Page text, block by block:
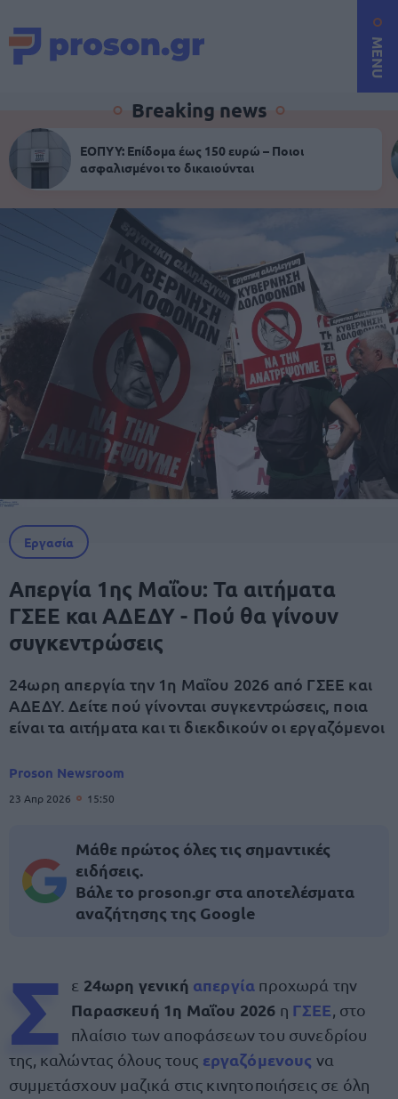
MENU
Breaking news
ΕΟΠΥΥ: Επίδομα έως 150 ευρώ – Ποιοι
ασφαλισμένοι το δικαιούνται
Εργασία
Απεργία 1ης Μαΐου: Τα αιτήματα
ΓΣΕΕ και ΑΔΕΔΥ - Πού θα γίνουν
συγκεντρώσεις
24ωρη απεργία την 1η Μαΐου 2026 από ΓΣΕΕ και
ΑΔΕΔΥ. Δείτε πού γίνονται συγκεντρώσεις, ποια
είναι τα αιτήματα και τι διεκδικούν οι εργαζόμενοι
Proson Newsroom
23 Απρ 2026 15:50
Μάθε πρώτος όλες τις σημαντικές
ειδήσεις.
Βάλε το proson.gr στα αποτελέσματα
αναζήτησης της Google
Σ ε 24ωρη γενική απεργία προχωρά την
Παρασκευή 1η Μαΐου 2026 η ΓΣΕΕ , στο
πλαίσιο των αποφάσεων του συνεδρίου
της, καλώντας όλους τους εργαζόμενους να
συμμετάσχουν μαζικά στις κινητοποιήσεις σε όλη